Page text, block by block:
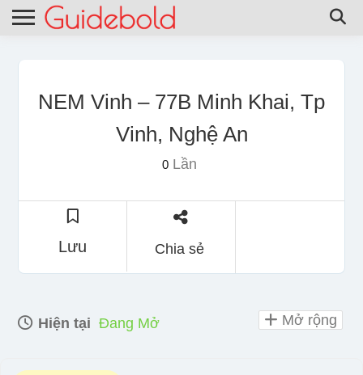
NEM Vinh – 77B Minh Khai, Tp
Vinh, Nghệ An
0Lần
Lưu Chia sẻ
Hiện tại Đang Mở Mở rộng